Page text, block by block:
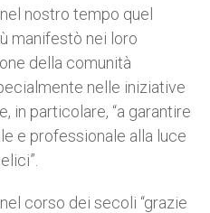
nostro tempo quel
manifestò nei loro
della comunità
nelle iniziative
in particolare, “a garantire
e professionale alla luce
corso dei secoli “grazie